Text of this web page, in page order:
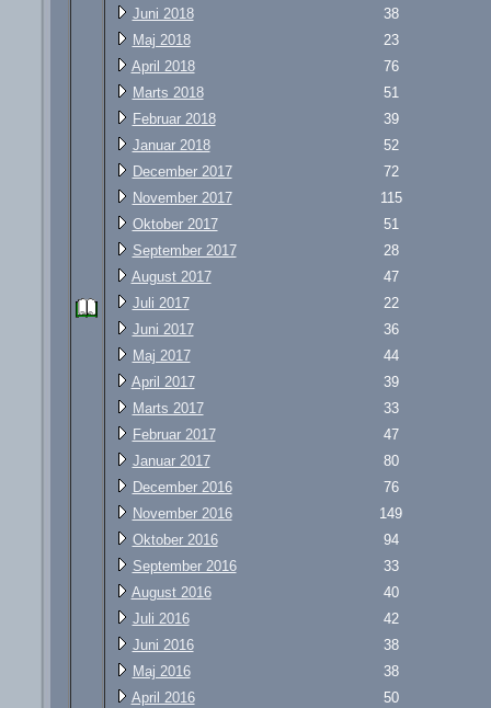
Juni 2018
38
Maj 2018
23
April 2018
76
Marts 2018
51
Februar 2018
39
Januar 2018
52
December 2017
72
November 2017
115
Oktober 2017
51
September 2017
28
August 2017
47
Juli 2017
22
Juni 2017
36
Maj 2017
44
April 2017
39
Marts 2017
33
Februar 2017
47
Januar 2017
80
December 2016
76
November 2016
149
Oktober 2016
94
September 2016
33
August 2016
40
Juli 2016
42
Juni 2016
38
Maj 2016
38
April 2016
50